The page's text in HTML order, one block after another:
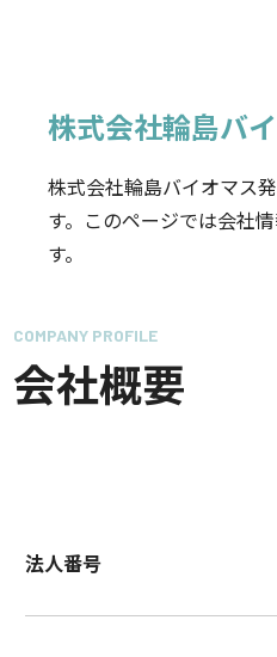
株式会社輪島バ
株式会社輪島バイオマス
す。このページでは会社
す。
COMPANY PROFILE
会社概要
法人番号